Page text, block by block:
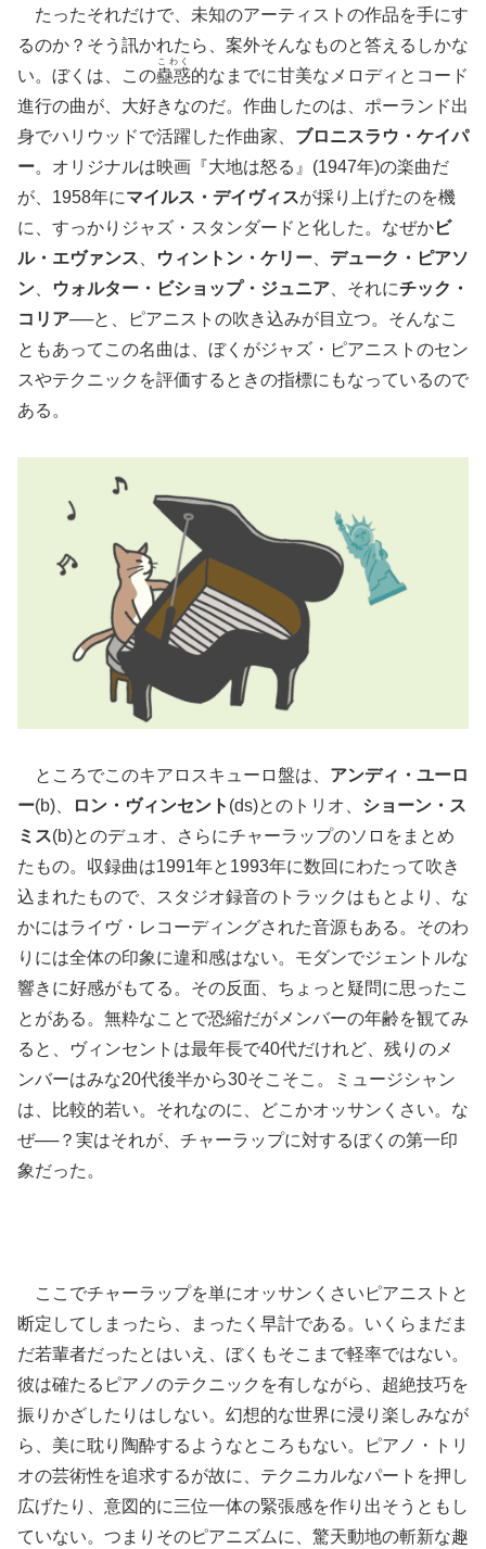
たったそれだけで、未知のアーティストの作品を手にす
るのか？そう訊かれたら、案外そんなものと答えるしかな
い。ぼくは、この蠱惑
こわく
的なまでに甘美なメロディとコード
進行の曲が、大好きなのだ。作曲したのは、ポーランド出
身でハリウッドで活躍した作曲家、 ブロニスラウ・ケイパ
ー。オリジナルは映画『大地は怒る』(1947年)の楽曲だ
が、1958年にマイルス・デイヴィスが採り上げたのを機
に、すっかりジャズ・スタンダードと化した。なぜかビ
ル・エヴァンス
ウィントン・ケリー
デューク・ピアソ
ン
ウォルター・ビショップ・ジュニア 、それにチック・
コリア──と、ピアニストの吹き込みが目立つ。そんなこ
ともあってこの名曲は、ぼくがジャズ・ピアニストのセン
スやテクニックを評価するときの指標にもなっているので
ある。
ところでこのキアロスキューロ盤は、 アンディ・ユーロ
ー(b)、 ロン・ヴィンセント (ds)とのトリオ、 ショーン・ス
ミス(b)とのデュオ、さらにチャーラップのソロをまとめ
たもの。収録曲は1991年と1993年に数回にわたって吹き
込まれたもので、スタジオ録音のトラックはもとより、な
かにはライヴ・レコーディングされた音源もある。そのわ
りには全体の印象に違和感はない。モダンでジェントルな
響きに好感がもてる。その反面、ちょっと疑問に思ったこ
とがある。無粋なことで恐縮だがメンバーの年齢を観てみ
ると、ヴィンセントは最年長で40代だけれど、残りのメ
ンバーはみな20代後半から30そこそこ。ミュージシャン
は、比較的若い。それなのに、どこかオッサンくさい。な
ぜ──？実はそれが、チャーラップに対するぼくの第一印
象だった。
ここでチャーラップを単にオッサンくさいピアニストと
断定してしまったら、まったく早計である。いくらまだま
だ若輩者だったとはいえ、ぼくもそこまで軽率ではない。
彼は確たるピアノのテクニックを有しながら、超絶技巧を
振りかざしたりはしない。幻想的な世界に浸り楽しみなが
ら、美に耽り陶酔するようなところもない。ピアノ・トリ
オの芸術性を追求するが故に、テクニカルなパートを押し
広げたり、意図的に三位一体の緊張感を作り出そうともし
ていない。つまりそのピアニズムに、驚天動地の斬新な趣